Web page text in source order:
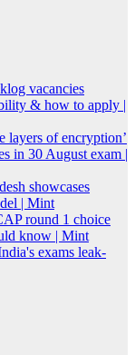
vacancies
& how to apply |
layers of encryption’
in 30 August exam |
showcases
| Mint
round 1 choice
know | Mint
exams leak-